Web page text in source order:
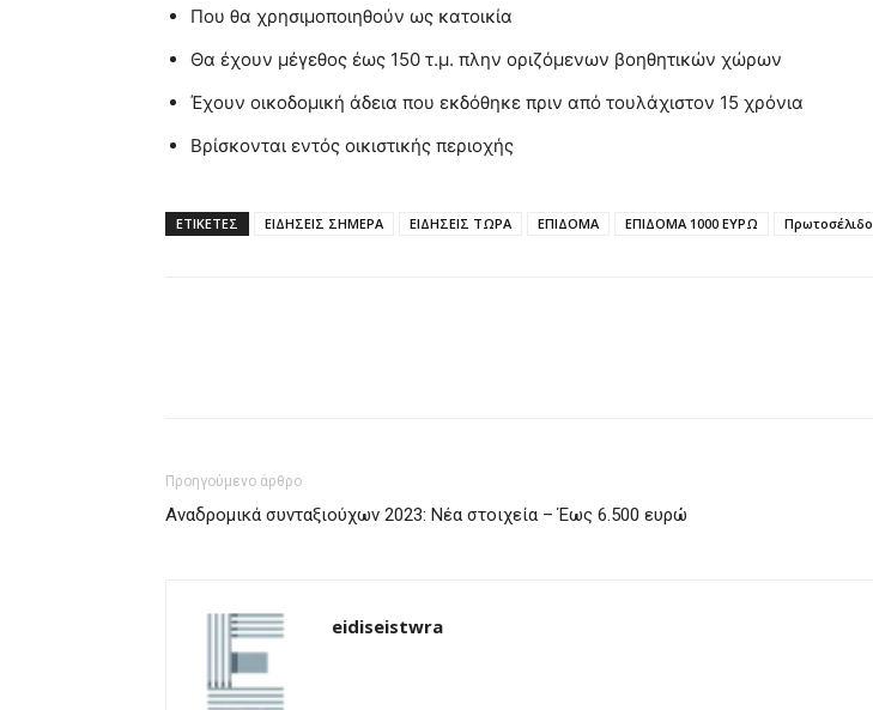
Που θα χρησιμοποιηθούν ως κατοικία
Θα έχουν μέγεθος έως 150 τ.μ. πλην οριζόμενων βοηθητικών χώρων
Έχουν οικοδομική άδεια που εκδόθηκε πριν από τουλάχιστον 15 χρόνια
Βρίσκονται εντός οικιστικής περιοχής
ΕΤΙΚΈΤΕΣ ΕΙΔΗΣΕΙΣ ΣΗΜΕΡΑ ΕΙΔΗΣΕΙΣ ΤΩΡΑ ΕΠΙΔΟΜΑ ΕΠΙΔΟΜΑ 1000 ΕΥΡΩ Πρωτοσέλιδο
Προηγούμενο άρθρο
Αναδρομικά συνταξιούχων 2023: Νέα στοιχεία – Έως 6.500 ευρώ
eidiseistwra